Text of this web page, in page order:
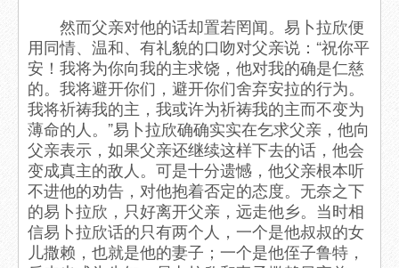
然而父亲对他的话却置若罔闻。易卜拉欣便
用同情、温和、有礼貌的口吻对父亲说：“祝你平
安！我将为你向我的主求饶，他对我的确是仁慈
的。我将避开你们，避开你们舍弃安拉的行为。
我将祈祷我的主，我或许为祈祷我的主而不变为
薄命的人。”易卜拉欣确确实实在乞求父亲，他向
父亲表示，如果父亲还继续这样下去的话，他会
变成真主的敌人。可是十分遗憾，他父亲根本听
不进他的劝告，对他抱着否定的态度。无奈之下
的易卜拉欣，只好离开父亲，远走他乡。当时相
信易卜拉欣话的只有两个人，一个是他叔叔的女
儿撒赖，也就是他的妻子；一个是他侄子鲁特，